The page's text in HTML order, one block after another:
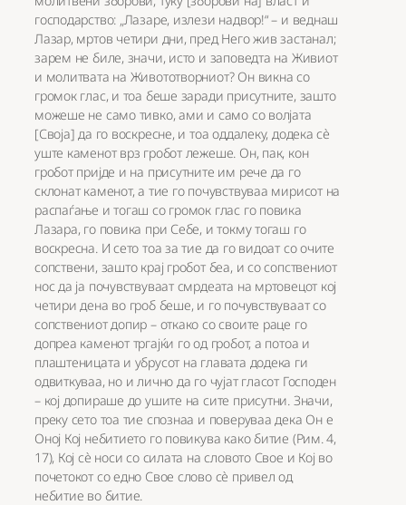
господарство: „Лазаре, излези надвор!“ – и веднаш
Лазар, мртов четири дни, пред Него жив застанал;
зарем не биле, значи, исто и заповедта на Живиот
и молитвата на Живототворниот? Он викна со
громок глас, и тоа беше заради присутните, зашто
можеше не само тивко, ами и само со волјата
[Своја] да го воскресне, и тоа оддалеку, додека сè
уште каменот врз гробот лежеше. Он, пак, кон
гробот пријде и на присутните им рече да го
склонат каменот, а тие го почувствуваа мирисот на
распаѓање и тогаш со громок глас го повика
Лазара, го повика при Себе, и токму тогаш го
воскресна. И сето тоа за тие да го видоат со очите
сопствени, зашто крај гробот беа, и со сопствениот
нос да ја почувствуваат смрдеата на мртовецот кој
четири дена во гроб беше, и го почувствуваат со
сопствениот допир – откако со своите раце го
допреа каменот тргајќи го од гробот, а потоа и
плаштеницата и убрусот на главата додека ги
одвиткуваа, но и лично да го чујат гласот Господен
– кој допираше до ушите на сите присутни. Значи,
преку сето тоа тие спознаа и поверуваа дека Он е
Оној Кој небитието го повикува како битие (Рим. 4,
17), Кој сè носи со силата на словото Свое и Кој во
почетокот со едно Свое слово сè привел од
небитие во битие.